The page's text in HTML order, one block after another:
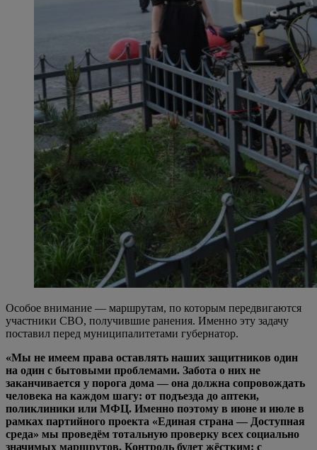
Особое внимание — маршрутам, по которым передвигаются
участники СВО, получившие ранения. Именно эту задачу
поставил перед муниципалитетами губернатор.
«Мы не имеем права оставлять наших защитников один
на один с бытовыми проблемами. Забота о них не
заканчивается у порога дома — она должна сопровождать
человека на каждом шагу: от подъезда до аптеки,
поликлиники или МФЦ. Именно поэтому в июне и июле в
рамках партийного проекта «Единая страна — Доступная
среда» мы проведём тотальную проверку всех социально
значимых маршрутов. Контроль будет жёстким: с